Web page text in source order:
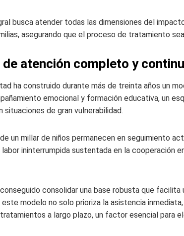
busca atender todas las dimensiones del
asegurando que el proceso de tratamiento
de atención completo y
ha construido durante más de treinta años un
emocional y formación educativa, un
situaciones de gran vulnerabilidad.
un millar de niños permanecen en seguimiento
ininterrumpida sustentada en la cooperación
consolidar una base robusta que
modelo no solo prioriza la asistencia
a largo plazo, un factor esencial para